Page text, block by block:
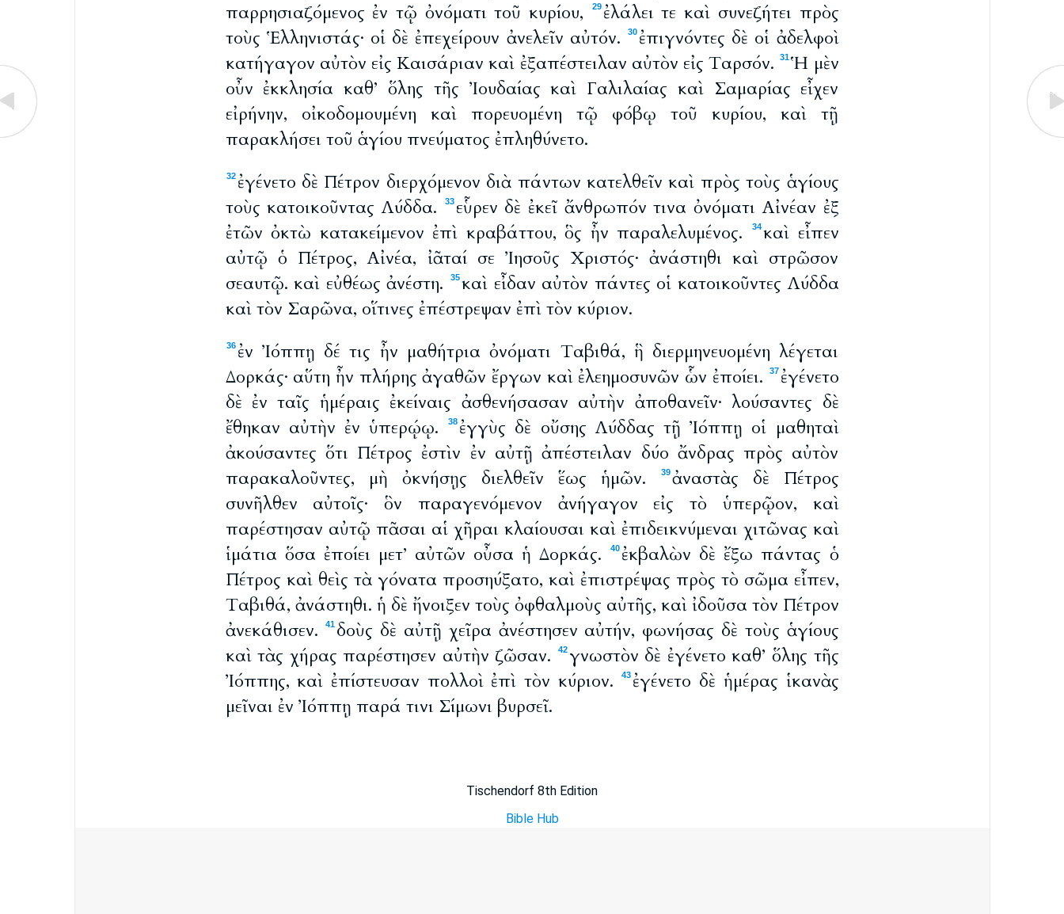
παρρησιαζόμενος ἐν τῷ ὀνόματι τοῦ κυρίου,
29 ἐλάλει τε καὶ συνεζήτει πρὸς
τοὺς Ἑλληνιστάς· οἱ δὲ ἐπεχείρουν ἀνελεῖν αὐτόν.
30 ἐπιγνόντες δὲ οἱ ἀδελφοὶ
κατήγαγον αὐτὸν εἰς Καισάριαν καὶ ἐξαπέστειλαν αὐτὸν εἰς Ταρσόν.
31Ἡ μὲν
οὖν ἐκκλησία καθ’ ὅλης τῆς Ἰουδαίας καὶ Γαλιλαίας καὶ Σαμαρίας εἶχεν
εἰρήνην, οἰκοδομουμένη καὶ πορευομένη τῷ φόβῳ τοῦ κυρίου, καὶ τῇ
παρακλήσει τοῦ ἁγίου πνεύματος ἐπληθύνετο.
32 ἐγένετο δὲ Πέτρον διερχόμενον διὰ πάντων κατελθεῖν καὶ πρὸς τοὺς ἁγίους
τοὺς κατοικοῦντας Λύδδα.
33 εὗρεν δὲ ἐκεῖ ἄνθρωπόν τινα ὀνόματι Αἰνέαν ἐξ
ἐτῶν ὀκτὼ κατακείμενον ἐπὶ κραβάττου, ὃς ἦν παραλελυμένος.
34καὶ εἶπεν
αὐτῷ ὁ Πέτρος, Αἰνέα, ἰᾶταί σε Ἰησοῦς Χριστός· ἀνάστηθι καὶ στρῶσον
σεαυτῷ. καὶ εὐθέως ἀνέστη.
35καὶ εἶδαν αὐτὸν πάντες οἱ κατοικοῦντες Λύδδα
καὶ τὸν Σαρῶνα, οἵτινες ἐπέστρεψαν ἐπὶ τὸν κύριον.
36 ἐν Ἰόππῃ δέ τις ἦν μαθήτρια ὀνόματι Ταβιθά, ἣ διερμηνευομένη λέγεται
Δορκάς· αὕτη ἦν πλήρης ἀγαθῶν ἔργων καὶ ἐλεημοσυνῶν ὧν ἐποίει.
37 ἐγένετο
δὲ ἐν ταῖς ἡμέραις ἐκείναις ἀσθενήσασαν αὐτὴν ἀποθανεῖν· λούσαντες δὲ
ἔθηκαν αὐτὴν ἐν ὑπερῴῳ.
38 ἐγγὺς δὲ οὔσης Λύδδας τῇ Ἰόππῃ οἱ μαθηταὶ
ἀκούσαντες ὅτι Πέτρος ἐστὶν ἐν αὐτῇ ἀπέστειλαν δύο ἄνδρας πρὸς αὐτὸν
παρακαλοῦντες, μὴ ὀκνήσῃς διελθεῖν ἕως ἡμῶν.
39 ἀναστὰς δὲ Πέτρος
συνῆλθεν αὐτοῖς· ὃν παραγενόμενον ἀνήγαγον εἰς τὸ ὑπερῷον, καὶ
παρέστησαν αὐτῷ πᾶσαι αἱ χῆραι κλαίουσαι καὶ ἐπιδεικνύμεναι χιτῶνας καὶ
ἱμάτια ὅσα ἐποίει μετ’ αὐτῶν οὖσα ἡ Δορκάς.
40 ἐκβαλὼν δὲ ἔξω πάντας ὁ
Πέτρος καὶ θεὶς τὰ γόνατα προσηύξατο, καὶ ἐπιστρέψας πρὸς τὸ σῶμα εἶπεν,
Ταβιθά, ἀνάστηθι. ἡ δὲ ἤνοιξεν τοὺς ὀφθαλμοὺς αὐτῆς, καὶ ἰδοῦσα τὸν Πέτρον
ἀνεκάθισεν.
41 δοὺς δὲ αὐτῇ χεῖρα ἀνέστησεν αὐτήν, φωνήσας δὲ τοὺς ἁγίους
καὶ τὰς χήρας παρέστησεν αὐτὴν ζῶσαν.
42 γνωστὸν δὲ ἐγένετο καθ’ ὅλης τῆς
Ἰόππης, καὶ ἐπίστευσαν πολλοὶ ἐπὶ τὸν κύριον.
43 ἐγένετο δὲ ἡμέρας ἱκανὰς
μεῖναι ἐν Ἰόππῃ παρά τινι Σίμωνι βυρσεῖ.
Tischendorf 8th Edition
Bible Hub